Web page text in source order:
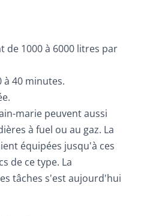
de 1000 à 6000 litres par
40 minutes.
marie peuvent aussi
à fuel ou au gaz. La
équipées jusqu'à ces
de ce type. La
tâches s'est aujourd'hui